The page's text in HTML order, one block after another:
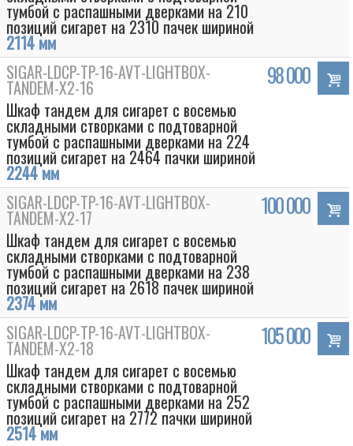
тумбой с распашными дверками на 210
позиций сигарет на 2310 пачек шириной
2114 мм
SIGAR-LDCP-TP-16-AVT-LIGHTBOX-
TANDEM-Х2-16
Шкаф тандем для сигарет с восемью
складными створками с подтоварной
тумбой с распашными дверками на 224
позиций сигарет на 2464 пачки шириной
2244 мм
98 000
SIGAR-LDCP-TP-16-AVT-LIGHTBOX-
TANDEM-Х2-17
Шкаф тандем для сигарет с восемью
складными створками с подтоварной
тумбой с распашными дверками на 238
позиций сигарет на 2618 пачек шириной
2374 мм
100 000
SIGAR-LDCP-TP-16-AVT-LIGHTBOX-
TANDEM-Х2-18
Шкаф тандем для сигарет с восемью
складными створками с подтоварной
тумбой с распашными дверками на 252
позиций сигарет на 2772 пачки шириной
2514 мм
105 000